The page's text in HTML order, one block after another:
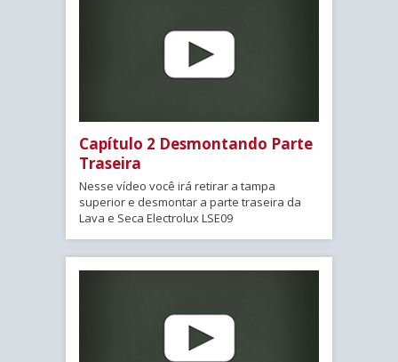
Capítulo 2 Desmontando Parte
Traseira
Nesse vídeo você irá retirar a tampa
superior e desmontar a parte traseira da
Lava e Seca Electrolux LSE09